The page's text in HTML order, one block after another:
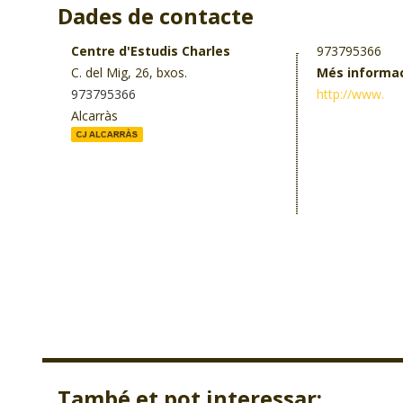
Dades de contacte
Centre d'Estudis Charles
C. del Mig, 26, bxos.
973795366
Alcarràs
973795366
Més
http://www.